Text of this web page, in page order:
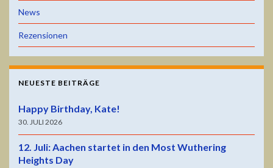
News
Rezensionen
NEUESTE BEITRÄGE
Happy Birthday, Kate!
30. JULI 2026
12. Juli: Aachen startet in den Most Wuthering
Heights Day